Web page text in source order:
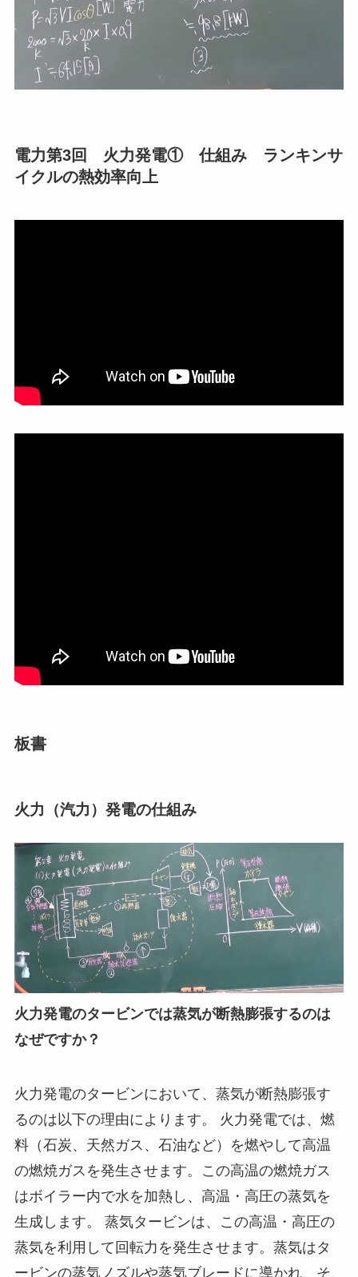
電力第3回 火力発電① 仕組み ランキンサ
イクルの熱効率向上
板書
火力（汽力）発電の仕組み
火力発電のタービンでは蒸気が断熱膨張するのは
なぜですか？
火力発電のタービンにおいて、蒸気が断熱膨張す
るのは以下の理由によります。 火力発電では、燃
料（石炭、天然ガス、石油など）を燃やして高温
の燃焼ガスを発生させます。この高温の燃焼ガス
はボイラー内で水を加熱し、高温・高圧の蒸気を
生成します。 蒸気タービンは、この高温・高圧の
蒸気を利用して回転力を発生させます。蒸気はタ
ービンの蒸気ノズルや蒸気ブレードに導かれ、そ